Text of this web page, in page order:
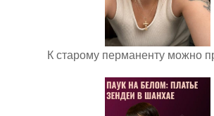
К старому перманенту можно